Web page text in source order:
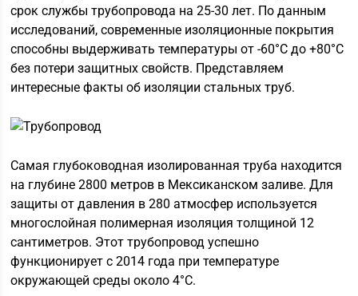
срок службы трубопровода на 25-30 лет. По данным
исследований, современные изоляционные покрытия
способны выдерживать температуры от -60°C до +80°C
без потери защитных свойств. Представляем
интересные факты об изоляции стальных труб.
Самая глубоководная изолированная труба находится
на глубине 2800 метров в Мексиканском заливе. Для
защиты от давления в 280 атмосфер используется
многослойная полимерная изоляция толщиной 12
сантиметров. Этот трубопровод успешно
функционирует с 2014 года при температуре
окружающей среды около 4°C.